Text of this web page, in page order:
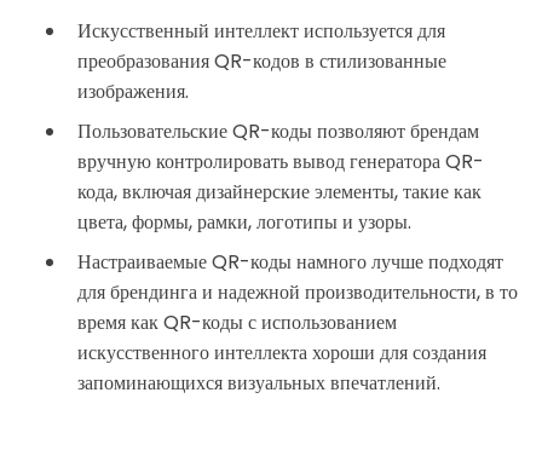
Искусственный интеллект используется для
преобразования QR-кодов в стилизованные
изображения.
Пользовательские QR-коды позволяют брендам
вручную контролировать вывод генератора QR-
кода, включая дизайнерские элементы, такие как
цвета, формы, рамки, логотипы и узоры.
Настраиваемые QR-коды намного лучше подходят
для брендинга и надежной производительности, в то
время как QR-коды с использованием
искусственного интеллекта хороши для создания
запоминающихся визуальных впечатлений.